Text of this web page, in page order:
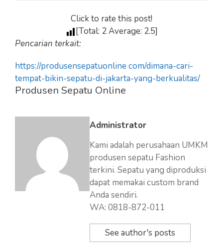
Click to rate this post!
[Total: 2Average: 2.5]
Pencarian terkait:
https://produsensepatuonline com/dimana-cari-
tempat-bikin-sepatu-di-jakarta-yang-berkualitas/
Produsen Sepatu Online
Administrator
Kami adalah perusahaan UMKM
produsen sepatu Fashion
terkini. Sepatu yang diproduksi
dapat memakai custom brand
Anda sendiri.
WA: 0818-872-011
See author's posts